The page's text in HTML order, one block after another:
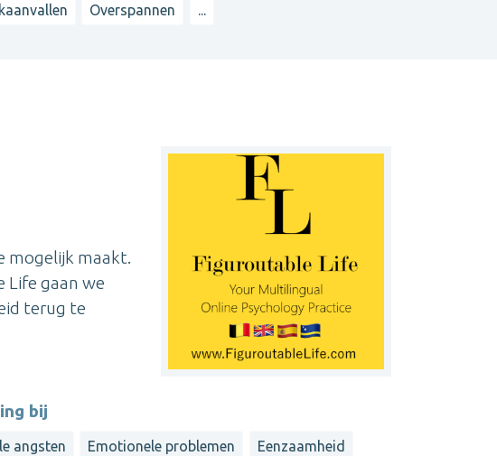
Overspannen ...
mogelijk maakt.
Life gaan we
terug te
bij
angsten Emotionele problemen Eenzaamheid